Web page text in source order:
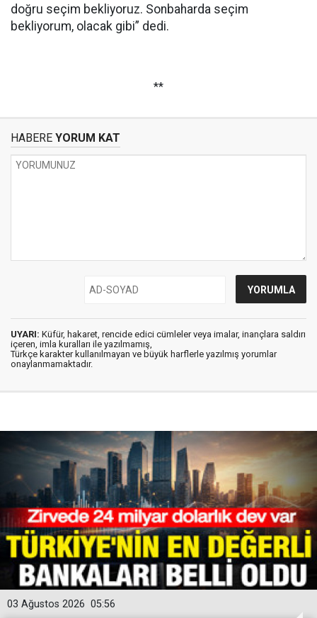
doğru seçim bekliyoruz. Sonbaharda seçim
bekliyorum, olacak gibi” dedi.
**
HABERE YORUM KAT
UYARI: Küfür, hakaret, rencide edici cümleler veya imalar, inançlara saldırı
içeren, imla kuralları ile yazılmamış,
Türkçe karakter kullanılmayan ve büyük harflerle yazılmış yorumlar
onaylanmamaktadır.
05:56
03 Ağustos 2026